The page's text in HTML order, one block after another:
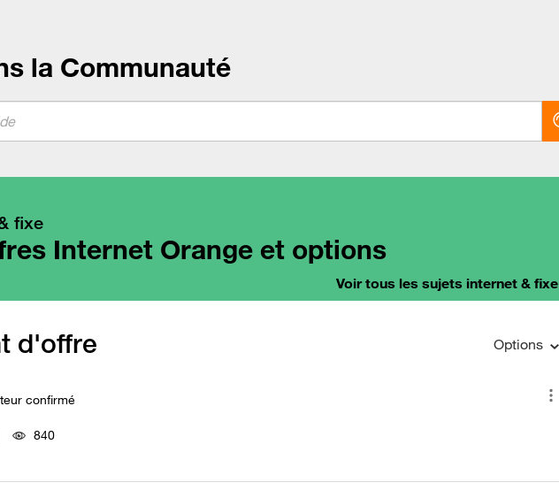
la Communauté
fixe
Internet Orange et options
Voir tous les sujets internet & fixe
d'offre Options
confirmé
840